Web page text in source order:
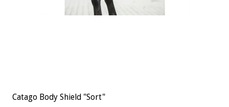
Catago Body Shield "Sort"